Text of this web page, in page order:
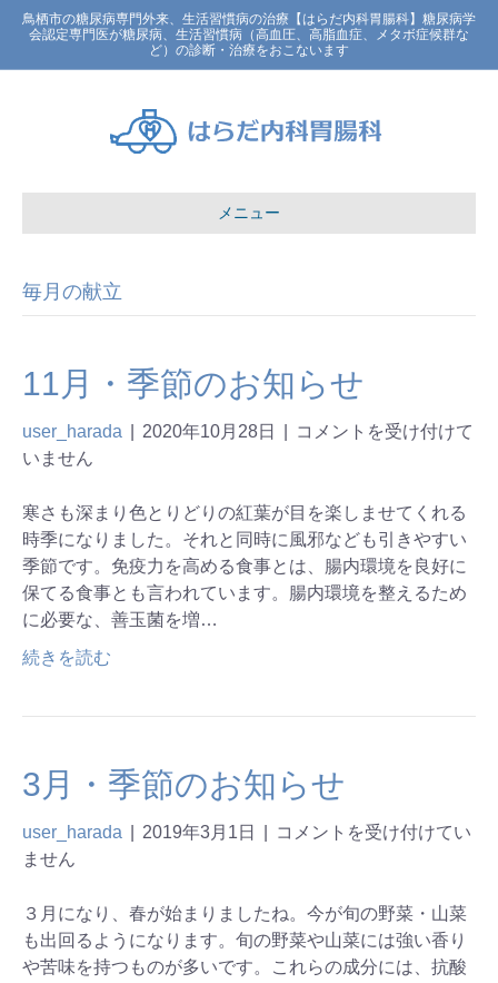
鳥栖市の糖尿病専門外来、生活習慣病の治療【はらだ内科胃腸科】糖尿病学
会認定専門医が糖尿病、生活習慣病（高血圧、高脂血症、メタボ症候群な
ど）の診断・治療をおこないます
メニュー
毎月の献立
11月・季節のお知らせ
user_harada 2020年10月28日
コメントを受け付けて
いません
寒さも深まり色とりどりの紅葉が目を楽しませてくれる
時季になりました。それと同時に風邪なども引きやすい
季節です。免疫力を高める食事とは、腸内環境を良好に
保てる食事とも言われています。腸内環境を整えるため
に必要な、善玉菌を増…
続きを読む
3月・季節のお知らせ
user_harada 2019年3月1日
コメントを受け付けてい
ません
３月になり、春が始まりましたね。今が旬の野菜・山菜
も出回るようになります。旬の野菜や山菜には強い香り
や苦味を持つものが多いです。これらの成分には、抗酸